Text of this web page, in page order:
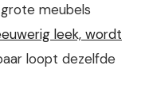
meubels
leek, wordt
loopt dezelfde